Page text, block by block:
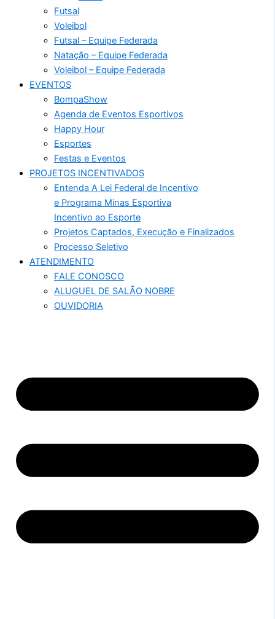
Futsal
Voleibol
Futsal – Equipe Federada
Natação – Equipe Federada
Voleibol – Equipe Federada
EVENTOS
BompaShow
Agenda de Eventos Esportivos
Happy Hour
Esportes
Festas e Eventos
PROJETOS INCENTIVADOS
Entenda A Lei Federal de Incentivo
e Programa Minas Esportiva
Incentivo ao Esporte
Projetos Captados, Execução e Finalizados
Processo Seletivo
ATENDIMENTO
FALE CONOSCO
ALUGUEL DE SALÃO NOBRE
OUVIDORIA